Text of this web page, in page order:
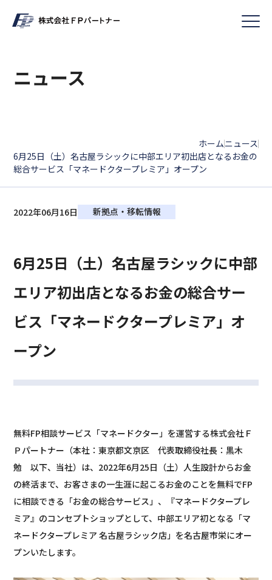
ニュース
ホーム|
ニュース
6月25日（土）名古屋ラシックに中部エリア初出店となるお金の
総合サービス「マネードクタープレミア」オープン
2022年06月16日 新拠点・移転情報
6月25日（土）名古屋ラシックに中部
エリア初出店となるお金の総合サー
ビス「マネードクタープレミア」オ
ープン
無料FP相談サービス「マネードクター」を運営する株式会社Ｆ
Ｐパートナー（本社：東京都文京区　代表取締役社長：黒木
勉　以下、当社）は、2022年6月25日（土）人生設計からお金
の終活まで、お客さまの一生涯に起こるお金のことを無料でFP
に相談できる「お金の総合サービス」、『マネードクタープレ
ミア』のコンセプトショップとして、中部エリア初となる「マ
ネードクタープレミア 名古屋ラシック店」を名古屋市栄にオー
プンいたします。